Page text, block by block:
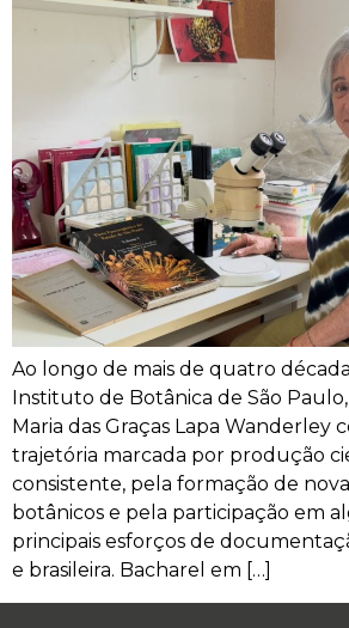
Ao longo de mais de quatro
Instituto de Botânica de São
Maria das Graças Lapa Wanderley
trajetória marcada por produção
consistente, pela formação de
botânicos e pela participação em
principais esforços de
e brasileira. Bacharel em […]